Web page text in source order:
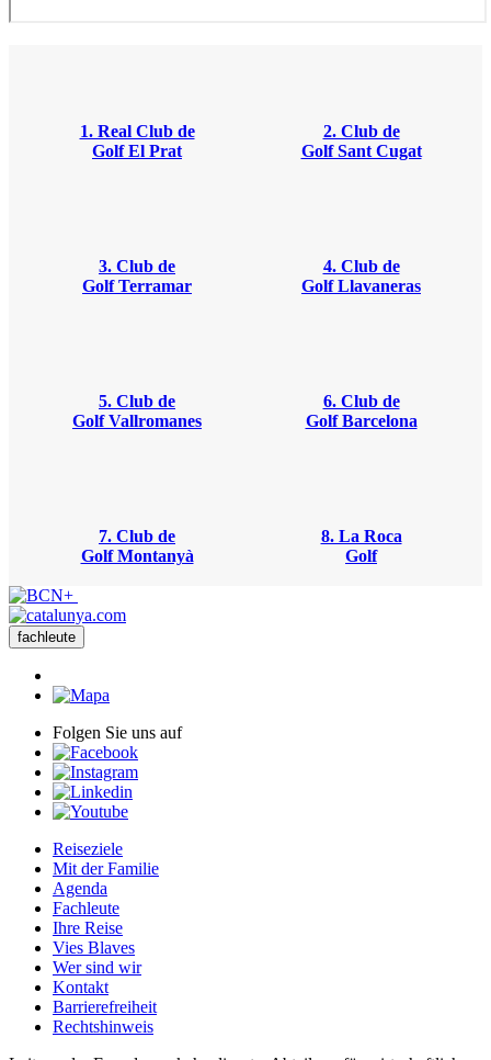
1. Real Club de
Golf El Prat
2. Club de
Golf Sant Cugat
3. Club de
Golf Terramar
4. Club de
Golf Llavaneras
5. Club de
Golf Vallromanes
6. Club de
Golf Barcelona
7. Club de
Golf Montanyà
8. La Roca
Golf
fachleute
Folgen Sie uns auf
Reiseziele
Mit der Familie
Agenda
Fachleute
Ihre Reise
Vies Blaves
Wer sind wir
Kontakt
Barrierefreiheit
Rechtshinweis